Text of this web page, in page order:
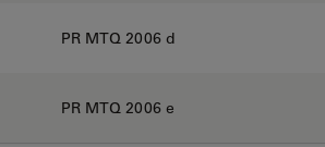
PR MTQ 2006 d
PR MTQ 2006 e